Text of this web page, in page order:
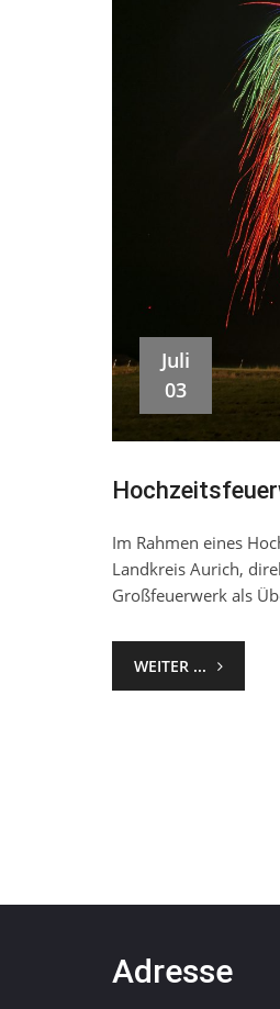
Juli
03
Im Rahmen eines
Landkreis Aurich,
Großfeuerwerk als
WEITER ...
Adresse